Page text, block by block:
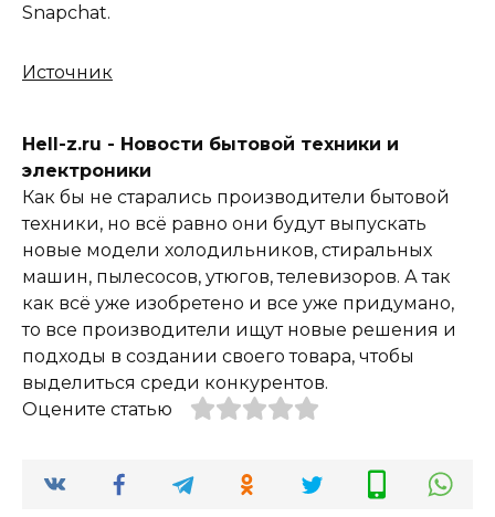
Snapchat.
Источник
Hell-z.ru - Новости бытовой техники и
электроники
Как бы не старались производители бытовой
техники, но всё равно они будут выпускать
новые модели холодильников, стиральных
машин, пылесосов, утюгов, телевизоров. А так
как всё уже изобретено и все уже придумано,
то все производители ищут новые решения и
подходы в создании своего товара, чтобы
выделиться среди конкурентов.
Оцените статью